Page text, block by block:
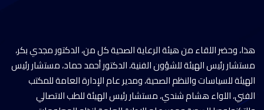
هذا، وحضر اللقاء من هيئة الرعاية الصحية كل من، الدكتور مجدي بكر،
مستشار رئيس الهيئة للشؤون الفنية، الدكتور أحمد حماد، مستشار رئيس
الهيئة للسياسات والنظم الصحية، ومدير عام الإدارة العامة للمكتب
الفني، اللواء هشام شندي، مستشار رئيس الهيئة للطب الاتصالي